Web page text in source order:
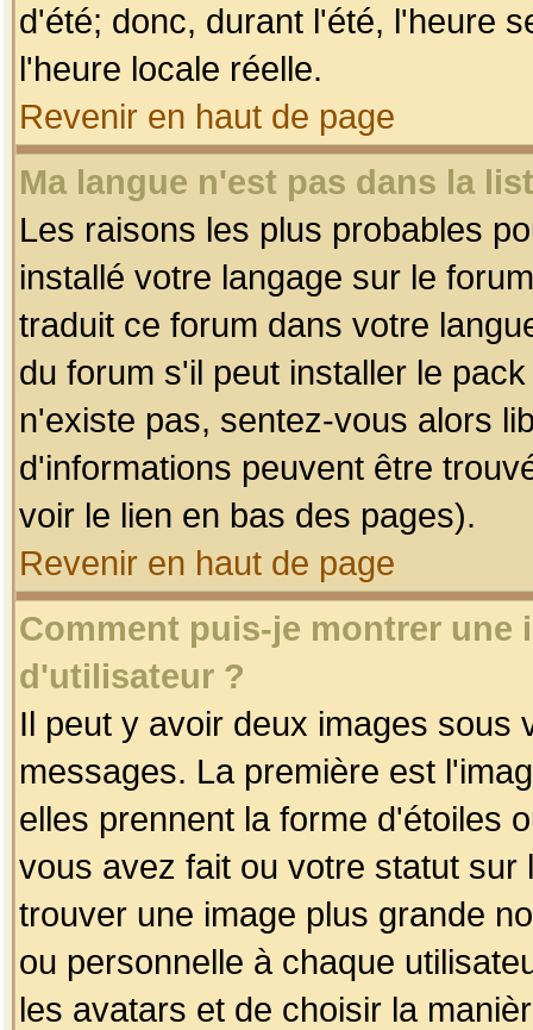
d'été; donc, durant l'été, l'heure
l'heure locale réelle.
Revenir en haut de page
Ma langue n'est pas dans la
Les raisons les plus probables
installé votre langage sur le
traduit ce forum dans votre
du forum s'il peut installer le
n'existe pas, sentez-vous alors
d'informations peuvent être
voir le lien en bas des pages).
Revenir en haut de page
Comment puis-je montrer une
d'utilisateur ?
Il peut y avoir deux images sous
messages. La première est
elles prennent la forme d'étoiles
vous avez fait ou votre statut
trouver une image plus grande
ou personnelle à chaque
les avatars et de choisir la